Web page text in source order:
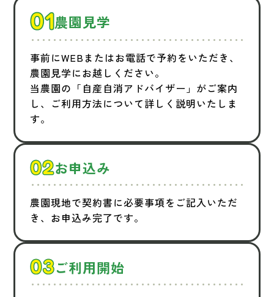
農園見学
事前にWEBまたはお電話で予約をいただき、
農園見学にお越しください。
当農園の「自産自消アドバイザー」がご案内
し、ご利用方法について詳しく説明いたしま
す。
お申込み
農園現地で契約書に必要事項をご記入いただ
き、お申込み完了です。
ご利用開始